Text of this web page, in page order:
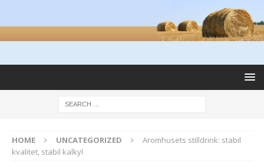
HOME UNCATEGORIZED
Aromhusets stilldrink: stabil
kvalitet, stabil kalkyl